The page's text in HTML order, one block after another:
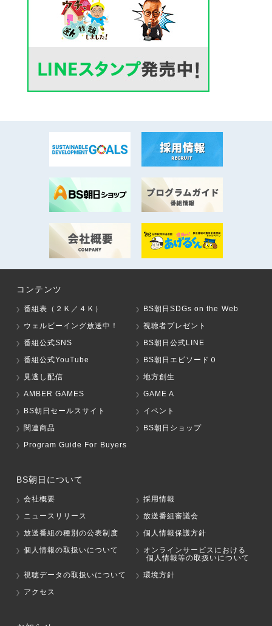
コンテンツ
番組表（２Ｋ／４Ｋ）
BS朝日SDGs on the Web
ウェルビーイング放送中！
視聴者プレゼント
番組公式SNS
BS朝日公式LINE
番組公式YouTube
BS朝日エピソード０
見逃し配信
地方創生
AMBER GAMES
GAME A
BS朝日セールスサイト
イベント
関連商品
BS朝日ショップ
Program Guide For Buyers
BS朝日について
会社概要
採用情報
ニュースリリース
放送番組審議会
放送番組の種別の公表制度
個人情報保護方針
個人情報の取扱いについて
オンラインサービスにおける
個人情報等の取扱いについて
視聴データの取扱いについて
環境方針
アクセス